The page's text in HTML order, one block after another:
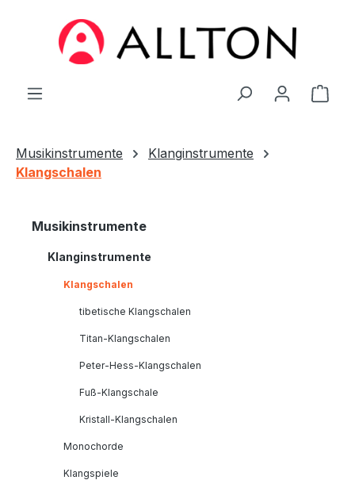
Zum Hauptinhalt springen
Musikinstrumente
Klanginstrumente
Klangschalen
Musikinstrumente
Klanginstrumente
Klangschalen
tibetische Klangschalen
Titan-Klangschalen
Peter-Hess-Klangschalen
Fuß-Klangschale
Kristall-Klangschalen
Monochorde
Klangspiele